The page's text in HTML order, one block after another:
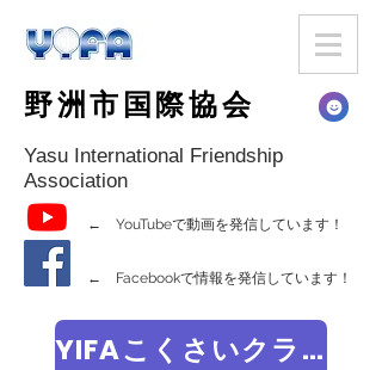
野洲市国際協会
Yasu International Friendship
Association
← YouTubeで動画を発信しています！
← Facebookで情報を発信しています！
YIFAこくさいクラブ